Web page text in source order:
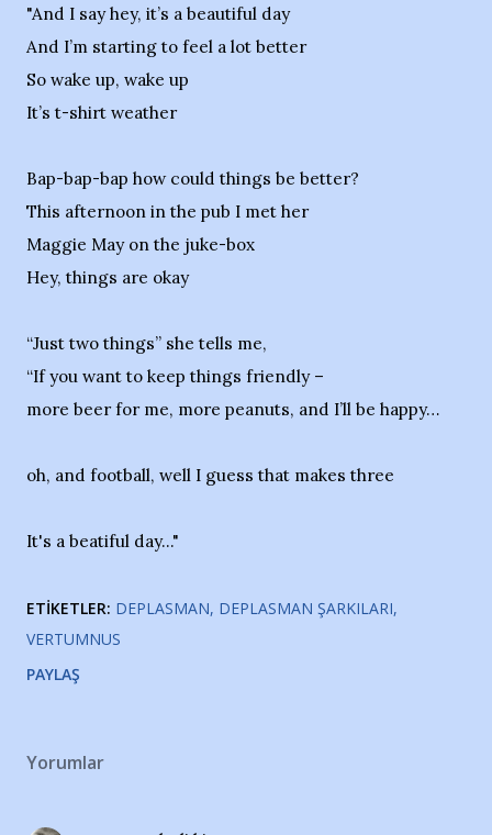
"And I say hey, it’s a beautiful day
And I’m starting to feel a lot better
So wake up, wake up
It’s t-shirt weather
Bap-bap-bap how could things be better?
This afternoon in the pub I met her
Maggie May on the juke-box
Hey, things are okay
“Just two things” she tells me,
“If you want to keep things friendly –
more beer for me, more peanuts, and I’ll be happy…
oh, and football, well I guess that makes three
It's a beatiful day..."
ETIKETLER: DEPLASMAN DEPLASMAN ŞARKILARI
VERTUMNUS
PAYLAŞ
Yorumlar